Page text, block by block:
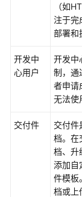
入
门
AppStage
用
AppStage
（如
注于完
部署和
开发中
心用户
开发中
制，通
者申请
无法使
交付件
交付件
档。在
档、升
添加自
件模板
档或上